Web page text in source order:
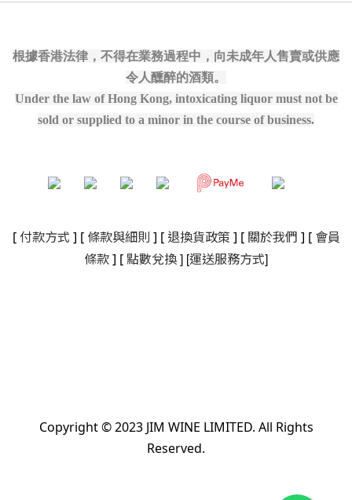
根據香港法律，不得在業務過程中，向未成年人售賣或供應
令人醺醉的酒類。
Under the law of Hong Kong, intoxicating liquor must not be
sold or supplied to a minor in the course of business.
[ 付款方式 ] [ 條款與細則 ] [ 退換貨政策 ] [ 關於我們 ] [ 會員
條款] [點數兌換] [運送服務方式]
Copyright © 2023 JIM WINE LIMITED. All Rights
Reserved.